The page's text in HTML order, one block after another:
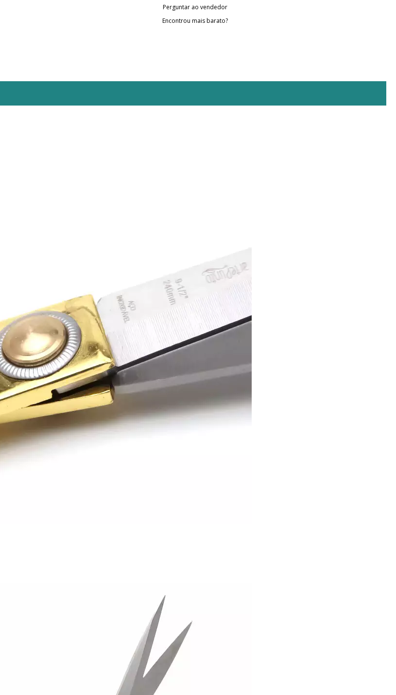
Perguntar ao vendedor
Encontrou mais barato?